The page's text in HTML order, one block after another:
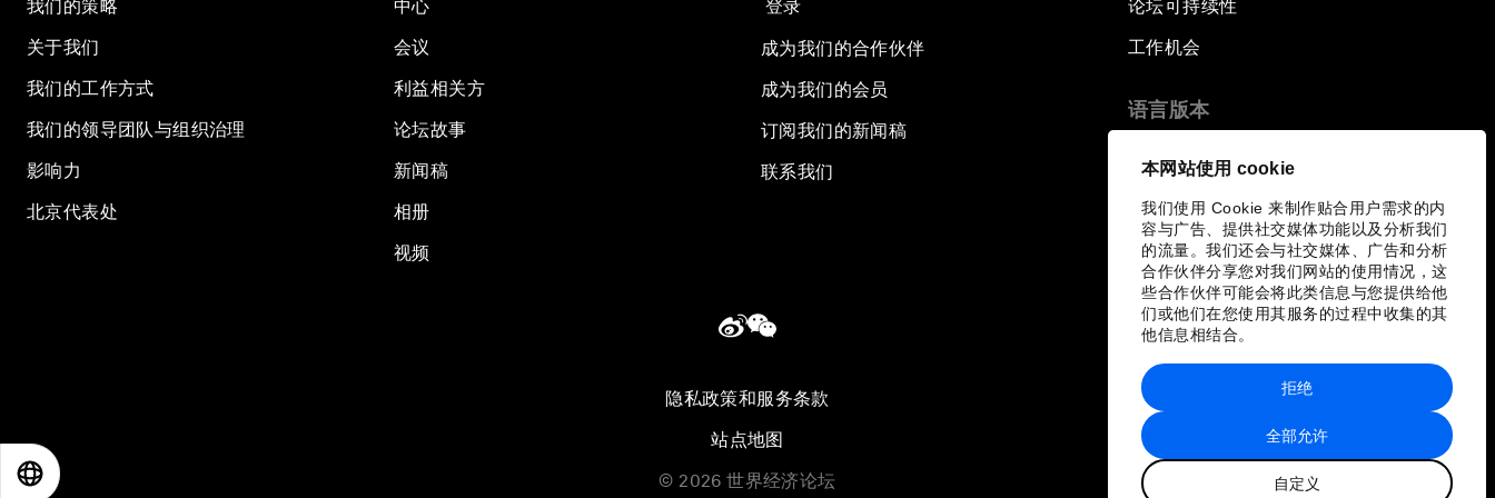
本网站使用 cookie
我们使用 Cookie 来制作贴合用户需求的内
容与广告、提供社交媒体功能以及分析我们
的流量。我们还会与社交媒体、广告和分析
合作伙伴分享您对我们网站的使用情况，这
些合作伙伴可能会将此类信息与您提供给他
们或他们在您使用其服务的过程中收集的其
他信息相结合。
全部允许
自定义
拒绝
我们的策略
关于我们
我们的工作方式
我们的领导团队与组织治理
影响力
北京代表处
中心
会议
利益相关方
论坛故事
新闻稿
相册
视频
登录
成为我们的合作伙伴
成为我们的会员
订阅我们的新闻稿
联系我们
论坛可持续性
工作机会
语言版本
隐私政策和服务条款
站点地图
© 2026 世界经济论坛